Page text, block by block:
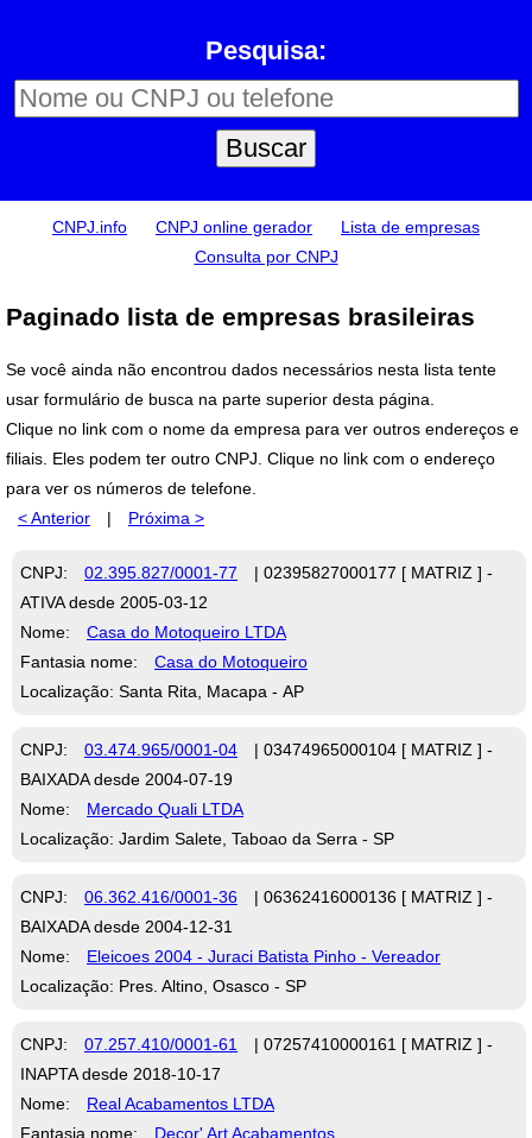
Pesquisa:
CNPJ.info CNPJ online gerador
Lista de empresas
Consulta por CNPJ
Paginado lista de empresas brasileiras
Se você ainda não encontrou dados necessários nesta lista tente
usar formulário de busca na parte superior desta página.
Clique no link com o nome da empresa para ver outros endereços e
filiais. Eles podem ter outro CNPJ. Clique no link com o endereço
para ver os números de telefone.
< Anterior
| Próxima >
CNPJ: 02.395.827/0001-77
| 02395827000177 [ MATRIZ ] -
ATIVA desde 2005-03-12
Nome:
Casa do Motoqueiro LTDA
Fantasia nome:
Casa do Motoqueiro
Localização: Santa Rita, Macapa - AP
CNPJ: 03.474.965/0001-04
| 03474965000104 [ MATRIZ ] -
BAIXADA desde 2004-07-19
Nome:
Mercado Quali LTDA
Localização: Jardim Salete, Taboao da Serra - SP
CNPJ: 06.362.416/0001-36
| 06362416000136 [ MATRIZ ] -
BAIXADA desde 2004-12-31
Nome:
Eleicoes 2004 - Juraci Batista Pinho - Vereador
Localização: Pres. Altino, Osasco - SP
CNPJ: 07.257.410/0001-61
| 07257410000161 [ MATRIZ ] -
INAPTA desde 2018-10-17
Nome:
Real Acabamentos LTDA
Fantasia nome:
Decor' Art Acabamentos